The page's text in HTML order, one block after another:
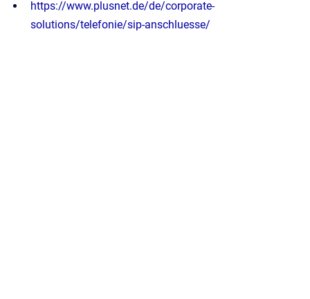
https://www.plusnet.de/de/corporate-
solutions/telefonie/sip-anschluesse/